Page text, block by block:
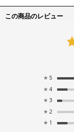
この商品のレビュー
★ 5
★ 4
★ 3
★ 2
★ 1